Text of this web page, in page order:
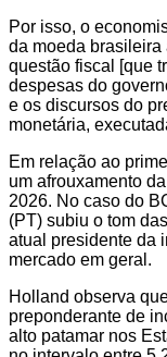
Por isso, o
da moeda brasileira
questão fiscal [que
despesas do
e os discursos do
monetária,
Em relação ao
um afrouxamento
2026. No caso do
(PT) subiu o tom
atual presidente da
mercado em geral.
Holland observa
preponderante de
alto patamar nos